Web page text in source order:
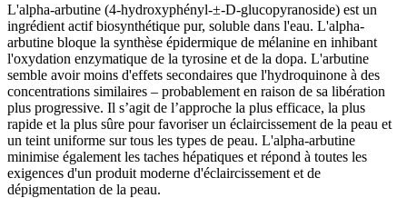
L'alpha-arbutine (4-hydroxyphényl-±-D-glucopyranoside) est un
ingrédient actif biosynthétique pur, soluble dans l'eau. L'alpha-
arbutine bloque la synthèse épidermique de mélanine en inhibant
l'oxydation enzymatique de la tyrosine et de la dopa. L'arbutine
semble avoir moins d'effets secondaires que l'hydroquinone à des
concentrations similaires – probablement en raison de sa libération
plus progressive. Il s’agit de l’approche la plus efficace, la plus
rapide et la plus sûre pour favoriser un éclaircissement de la peau et
un teint uniforme sur tous les types de peau. L'alpha-arbutine
minimise également les taches hépatiques et répond à toutes les
exigences d'un produit moderne d'éclaircissement et de
dépigmentation de la peau.